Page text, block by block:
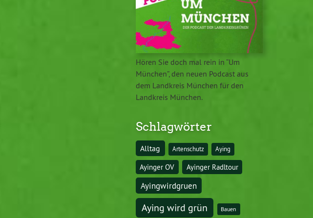
Hören Sie doch mal rein in “Um
München”, den neuen Podcast aus
dem Landkreis München für den
Landkreis München.
Schlagwörter
Alltag Artenschutz Aying
Ayinger OV Ayinger Radltour
Ayingwirdgruen
Aying wird grün Bauen